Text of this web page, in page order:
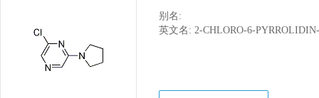
别名:
英文名: 2-CHLORO-6-